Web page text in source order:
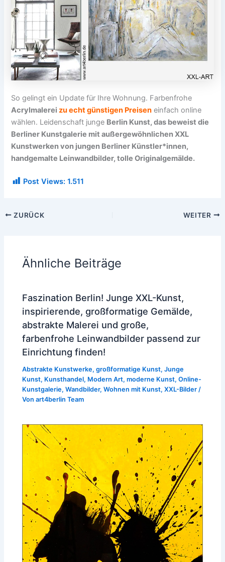
So gelingt ein Update für Ihre Wohnung. Farbenfrohe
Acrylmalereizu echt günstigen Preisen einfach online
wählen. Leidenschaft junge Berlin Kunst, das beweist die
Berliner Kunstgalerie mit außergewöhnlichen XXL
Kunstwerken von jungen Berliner Künstler*innen,
handgemalte Leinwandbilder, tolle Originalgemälde.
Post Views: 1.511
ZURÜCK WEITER
Ähnliche Beiträge
Faszination Berlin! Junge XXL-Kunst,
inspirierende, großformatige Gemälde,
abstrakte Malerei und große,
farbenfrohe Leinwandbilder passend zur
Einrichtung finden!
Abstrakte Kunstwerke,großformatige Kunst,Junge
Kunst, Kunsthandel, Modern Art,moderne Kunst,Online-
Kunstgalerie,Wandbilder,Wohnen mit Kunst,XXL-Bilder /
Vonart4berlin Team